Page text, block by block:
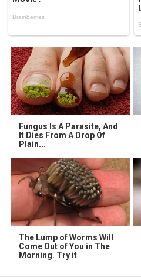
Fungus Is A Parasite, And
It Dies From A Drop Of
Plain...
The Lump of Worms Will
Come Out of You in The
Morning. Try it